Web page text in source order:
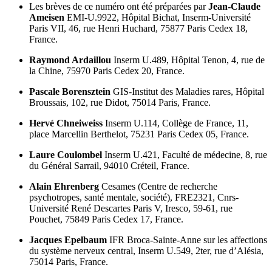
Les brèves de ce numéro ont été préparées par Jean-Claude
Ameisen EMI-U.9922, Hôpital Bichat, Inserm-Université
Paris VII, 46, rue Henri Huchard, 75877 Paris Cedex 18,
France.
Raymond Ardaillou Inserm U.489, Hôpital Tenon, 4, rue de
la Chine, 75970 Paris Cedex 20, France.
Pascale Borensztein GIS-Institut des Maladies rares, Hôpital
Broussais, 102, rue Didot, 75014 Paris, France.
Hervé Chneiweiss Inserm U.114, Collège de France, 11,
place Marcellin Berthelot, 75231 Paris Cedex 05, France.
Laure Coulombel Inserm U.421, Faculté de médecine, 8, rue
du Général Sarrail, 94010 Créteil, France.
Alain Ehrenberg Cesames (Centre de recherche
psychotropes, santé mentale, société), FRE2321, Cnrs-
Université René Descartes Paris V, Iresco, 59-61, rue
Pouchet, 75849 Paris Cedex 17, France.
Jacques Epelbaum IFR Broca-Sainte-Anne sur les affections
du système nerveux central, Inserm U.549, 2ter, rue d’Alésia,
75014 Paris, France.